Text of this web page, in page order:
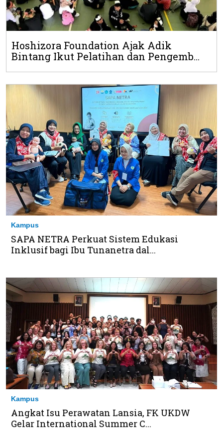
Hoshizora Foundation Ajak Adik
Bintang Ikut Pelatihan dan Pengemb...
Kampus
SAPA NETRA Perkuat Sistem Edukasi
Inklusif bagi Ibu Tunanetra dal...
Kampus
Angkat Isu Perawatan Lansia, FK UKDW
Gelar International Summer C...